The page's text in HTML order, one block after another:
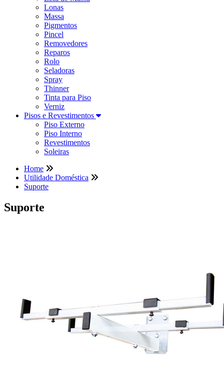
Lonas
Massa
Pigmentos
Pincel
Removedores
Reparos
Rolo
Seladoras
Spray
Thinner
Tinta para Piso
Verniz
Pisos e Revestimentos
Piso Externo
Piso Interno
Revestimentos
Soleiras
Home
Utilidade Doméstica
Suporte
Suporte